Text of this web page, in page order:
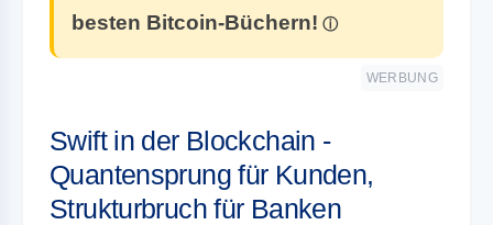
besten Bitcoin-Büchern!
WERBUNG
Swift in der Blockchain -
Quantensprung für Kunden,
Strukturbruch für Banken